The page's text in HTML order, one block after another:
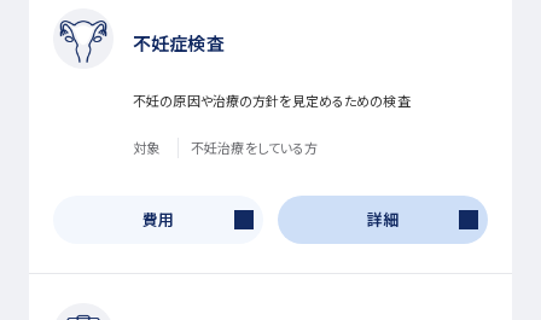
不妊症検査
不妊の原因や治療の方針を見定めるための検査
対象 不妊治療をしている方
費用 詳細